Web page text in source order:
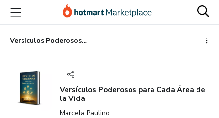
principal
página
de
página
Versículos Poderosos para Cada Área de la Vida
Versículos Poderosos para Cada Área de
la Vida
Marcela Paulino